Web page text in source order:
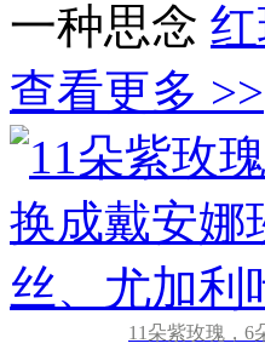
一种思念
查看更多 >>
11朵紫玫瑰，6